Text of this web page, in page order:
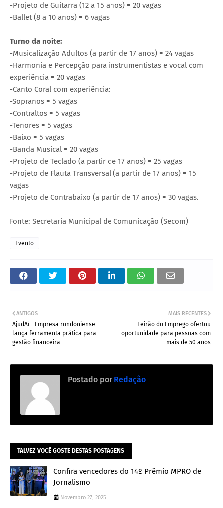
-Projeto de Guitarra (12 a 15 anos) = 20 vagas
-Ballet (8 a 10 anos) = 6 vagas
Turno da noite:
-Musicalização Adultos (a partir de 17 anos) = 24 vagas
-Harmonia e Percepção para instrumentistas e vocal com
experiência = 20 vagas
-Canto Coral com experiência:
-Sopranos = 5 vagas
-Contraltos = 5 vagas
-Tenores = 5 vagas
-Baixo = 5 vagas
-Banda Musical = 20 vagas
-Projeto de Teclado (a partir de 17 anos) = 25 vagas
-Projeto de Flauta Transversal (a partir de 17 anos) = 15
vagas
-Projeto de Contrabaixo (a partir de 17 anos) = 30 vagas.
Fonte: Secretaria Municipal de Comunicação (Secom)
Evento
MAIS RECENTES
Feirão do Emprego ofertou
oportunidade para pessoas com
mais de 50 anos
ANTIGOS
AjudAí - Empresa rondoniense
lança ferramenta prática para
gestão financeira
Postado por Redação
TALVEZ VOCÊ GOSTE DESTAS POSTAGENS
Confira vencedores do 14º Prêmio MPRO de
Jornalismo
Novembro 27, 2025